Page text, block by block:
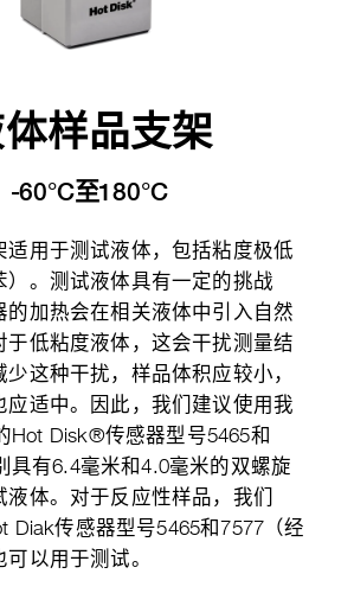
样品支架
-60°C至180°C
适用于测试液体，包括粘度极低
）。测试液体具有一定的挑战
的加热会在相关液体中引入自然
于低粘度液体，这会干扰测量结
这种干扰，样品体积应较小，
应适中。因此，我们建议使用我
Hot Disk®传感器型号5465和
具有6.4毫米和4.0毫米的双螺旋
体。对于反应性样品，我们
Diak传感器型号5465和7577（经
以用于测试。